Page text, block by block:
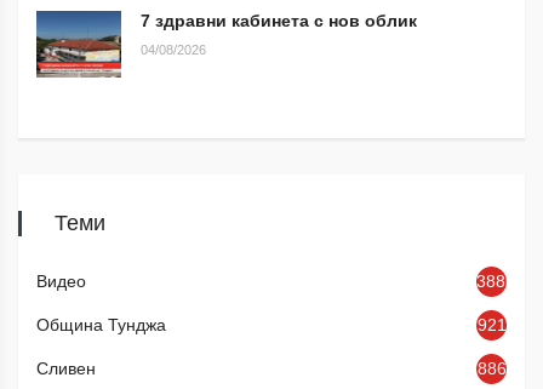
7 здравни кабинета с нов облик
04/08/2026
Теми
Видео 3886
Община Тунджа 921
Сливен 886